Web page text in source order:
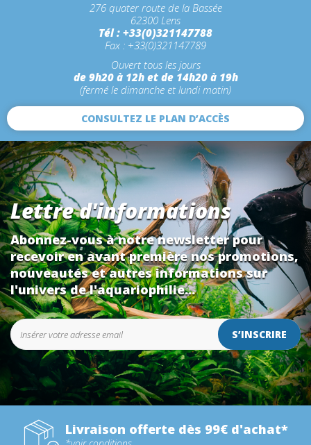
276 quater route de la Bassée
62300 Lens
Tél : +33(0)321147788
Fax : +33(0)321147789
Ouvert tous les jours
de 9h20 à 12h et de 14h20 à 19h
(fermé le dimanche et lundi matin)
CONSULTEZ LE PLAN D’ACCÈS
Lettre d'informations
Abonnez-vous à notre newsletter pour
recevoir en avant première nos promotions,
nouveautés et autres informations sur
l'univers de l'aquariophilie...
S’INSCRIRE
Livraison offerte dès 99€ d'achat*